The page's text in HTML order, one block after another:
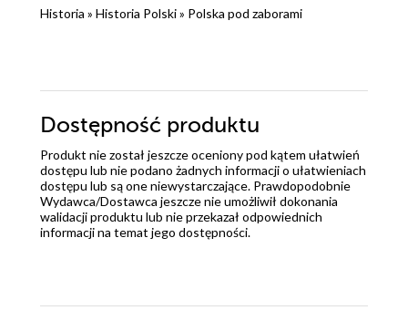
Historia » Historia Polski» Polska pod zaborami
Dostępność produktu
Produkt nie został jeszcze oceniony pod kątem ułatwień
dostępu lub nie podano żadnych informacji o ułatwieniach
dostępu lub są one niewystarczające. Prawdopodobnie
Wydawca/Dostawca jeszcze nie umożliwił dokonania
walidacji produktu lub nie przekazał odpowiednich
informacji na temat jego dostępności.